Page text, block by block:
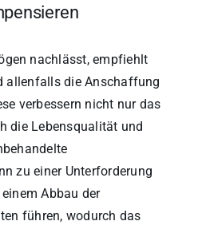
nachlässt, empfiehlt
allenfalls die Anschaffung
verbessern nicht nur das
die Lebensqualität und
zu einer Unterforderung
Abbau der
führen, wodurch das